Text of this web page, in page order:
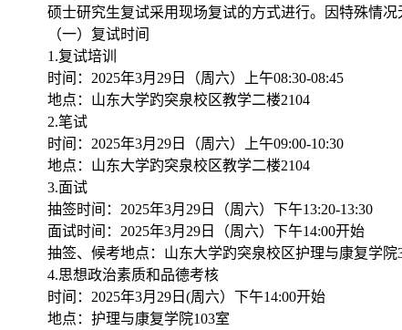
硕士研究生复试采用现场复试的方式进行。因特殊情
（一）复试时间
1.复试培训
时间： 2025年3月 29 日（周六）上午08:30-08:45
地点：山东大学趵突泉校区教学二楼2104
2.笔试
时间： 2025年3月 29 日（周六）上午09:00-10:30
地点：山东大学趵突泉校区教学二楼2104
3.面试
抽签时间： 2025年3月 29 日（周六）下午13:20-13:30
面试时间： 2025年3月 29 日（周六）下午14:00开始
抽签、候考地点：山东大学趵突泉校区护理与康复学院
4.思想政治素质和品德考核
时间： 2025年3月 29 日 (周六）下午14:00开始
地点：护理与康复学院103室